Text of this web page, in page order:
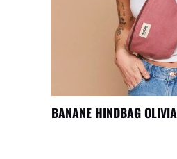
BANANE HINDBAG OLIVIA